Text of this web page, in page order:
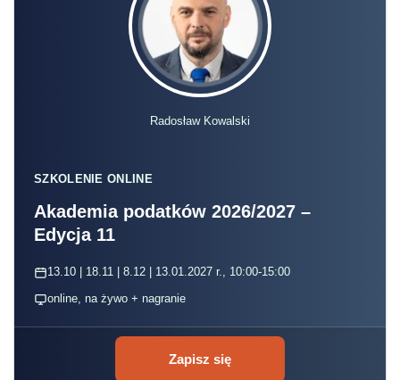
Radosław Kowalski
SZKOLENIE ONLINE
Akademia podatków 2026/2027 –
Edycja 11
13.10 | 18.11 | 8.12 | 13.01.2027 r., 10:00-15:00
online, na żywo + nagranie
Zapisz się